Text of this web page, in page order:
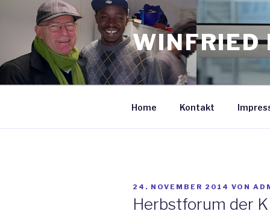
springen
WINFRIED
Home Kontakt
VERÖFFENTLICHT
AM
24. NOVEMBER 2014 VON
Herbstforum der